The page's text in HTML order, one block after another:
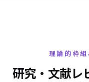
理論的枠
研究・文献レ